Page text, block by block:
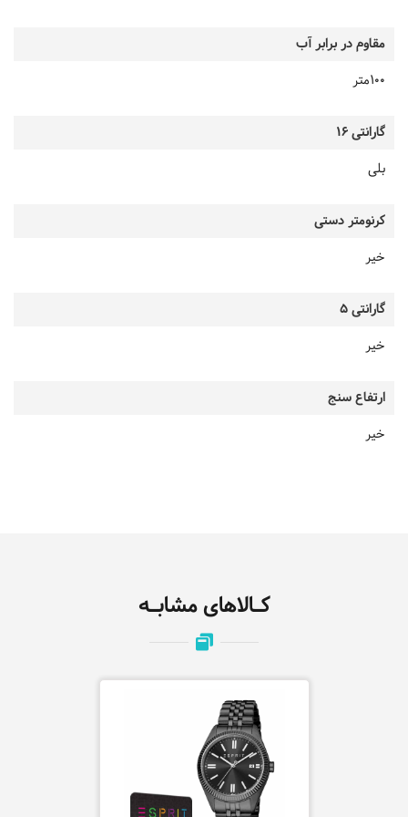
مقاوم در برابر آب
100متر
گارانتی 16
بلی
کرنومتر دستی
خیر
گارانتی 5
خیر
ارتفاع سنج
خیر
کـالاهای مشابـه